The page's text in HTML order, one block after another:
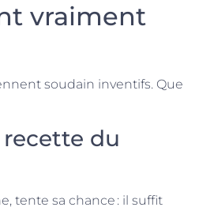
vraiment
soudain inventifs. Que
du
tente sa chance : il suffit